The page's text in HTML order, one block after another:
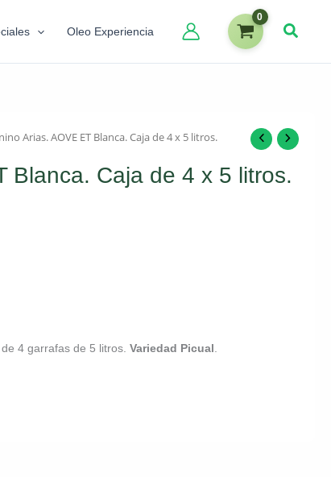
Oleo Experiencia
Arias. AOVE ET Blanca. Caja de 4 x 5 litros.
Blanca. Caja de 4 x 5 litros.
de 4 garrafas de 5 litros. Variedad Picual